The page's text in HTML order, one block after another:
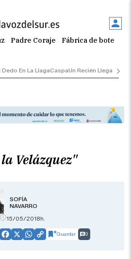
Padre Coraje Fábrica de botellas
Dedo En La LlagaCaspaUn Recién Llegado
Velázquez"
SOFÍA
NAVARRO
15/05/2018h.
Facebook
X WhatsApp
CopyGuardar 0